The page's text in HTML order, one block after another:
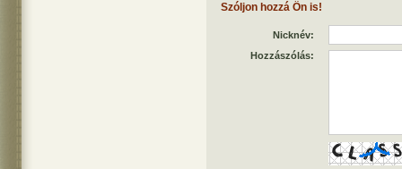
Szóljon hozzá Ön is!
Nicknév:
Hozzászólás: